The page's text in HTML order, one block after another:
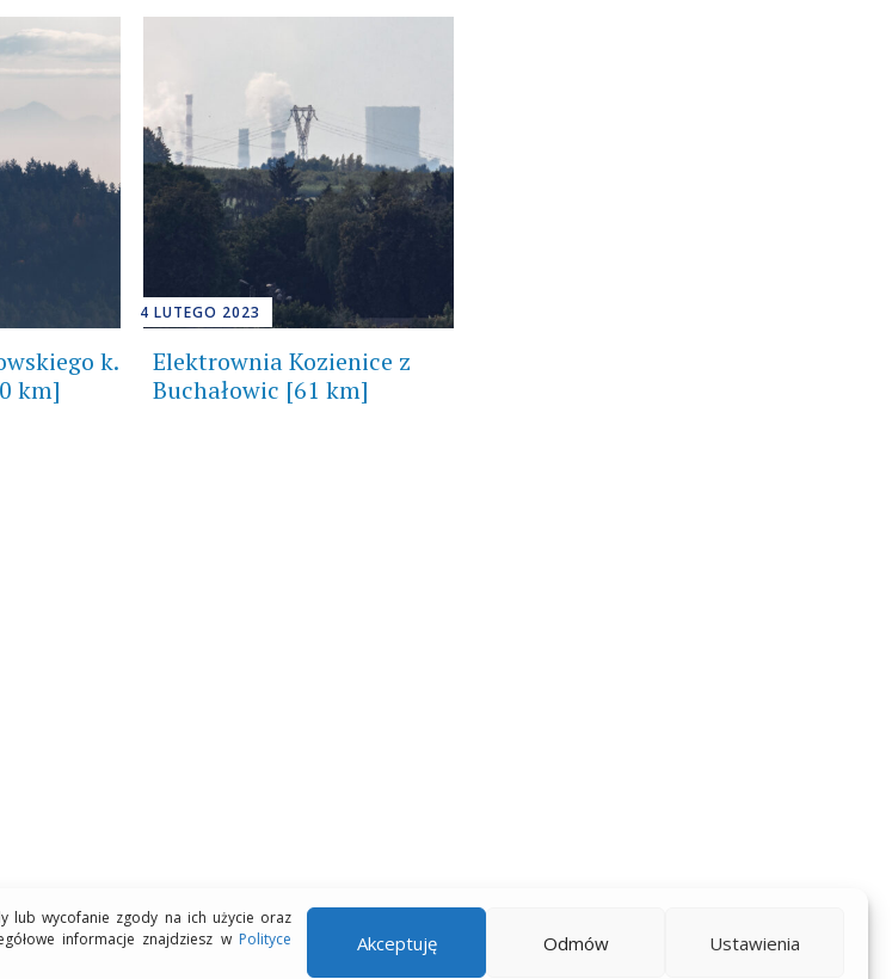
lub wycofanie zgody na ich użycie oraz
informacje znajdziesz w Polityce
Akceptuję Odmów Ustawienia
k.
km]
4 LUTEGO 2023
Elektrownia Kozienice z
Buchałowic [61 km]